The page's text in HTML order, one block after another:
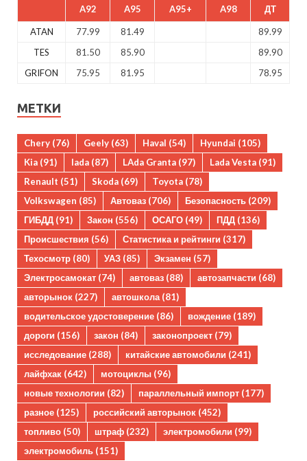
A92 A95 A95+ A98 ДТ
ATAN 77.99 81.49
89.99
TES
81.50 85.90
89.90
GRIFON
75.95 81.95 78.95
МЕТКИ
Chery (76) Geely (63) Haval (54) Hyundai (105)
Kia (91) lada (87) LAda Granta (97) Lada Vesta (91)
Renault (51) Skoda (69) Toyota (78)
Volkswagen (85) Автоваз (706) Безопасность (209)
ГИБДД (91) Закон (556) ОСАГО (49) ПДД (136)
Происшествия (56) Статистика и рейтинги (317)
Техосмотр (80) УАЗ (85) Экзамен (57)
Электросамокат (74) автоваз (88) автозапчасти (68)
авторынок (227) автошкола(81)
водительское удостоверение (86) вождение (189)
дороги (156) закон (84) законопроект (79)
исследование (288) китайские автомобили (241)
лайфхак (642) мотоциклы (96)
новые технологии (82) параллельный импорт (177)
разное (125) российский авторынок (452)
топливо (50) штраф (232) электромобили (99)
электромобиль (151)